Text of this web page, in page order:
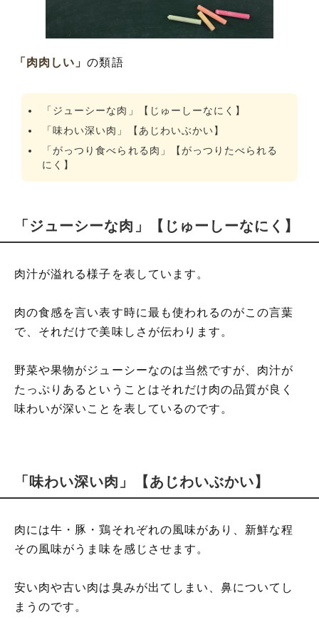
「肉肉しい」の類語
「ジューシーな肉」【じゅーしーなにく】
「味わい深い肉」【あじわいぶかい】
「がっつり食べられる肉」【がっつりたべられる
にく】
「ジューシーな肉」【じゅーしーなにく】
肉汁が溢れる様子を表しています。
肉の食感を言い表す時に最も使われるのがこの言葉
で、それだけで美味しさが伝わります。
野菜や果物がジューシーなのは当然ですが、肉汁が
たっぷりあるということはそれだけ肉の品質が良く
味わいが深いことを表しているのです。
「味わい深い肉」【あじわいぶかい】
肉には牛・豚・鶏それぞれの風味があり、新鮮な程
その風味がうま味を感じさせます。
安い肉や古い肉は臭みが出てしまい、鼻についてし
まうのです。